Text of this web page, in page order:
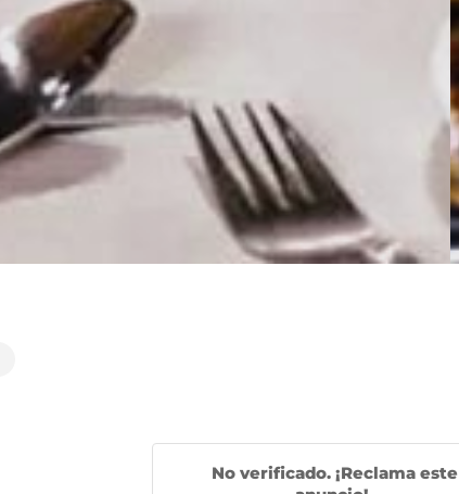
No verificado. ¡Reclama este